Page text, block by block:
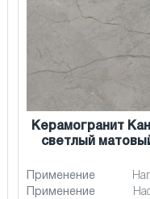
Керамогранит
светлый
Применение
Применение